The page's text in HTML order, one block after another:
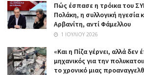
Πώς έσπασε η τρόικα του
Πολάκη, η συλλογική ηγεσία
Αρβανίτη, αντί Φάμελλου
1 ΙΟΥΛΊΟΥ 2026
«Και η Πίζα γέρνει, αλλά δεν
μηχανικός για την
το χρονικό μιας